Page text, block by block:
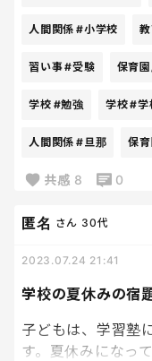
して旦那と交戦
人間関係 #小学校
習い事#受験 保育
学校 #勉強 学校#学
人間関係 #旦那 保
共感 8 0
学校の夏休みの宿
匿名 さん 30代
2023.07.24 21:41
子どもは、学習塾
す。夏休みになっ